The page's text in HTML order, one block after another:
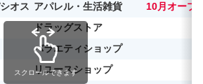
オス アパレル・生活雑貨
10月オープ
ドラッグストア
バラエティショップ
リユースショップ
スクロールできます